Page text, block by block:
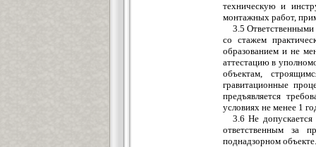
техническую и
монтажных работ,
3.5 Ответственными
со стажем
образованием и не
аттестацию в
объектам,
гравитационные
предъявляется
условиях не менее 1
3.6 Не допускается
ответственным за
поднадзорном объекте.